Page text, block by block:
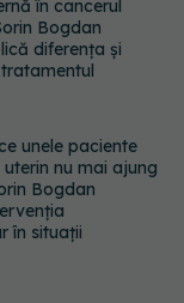
unele paciente
nu mai ajung
Bogdan
în situații
un nou caz
singura tulpină
de la om la om